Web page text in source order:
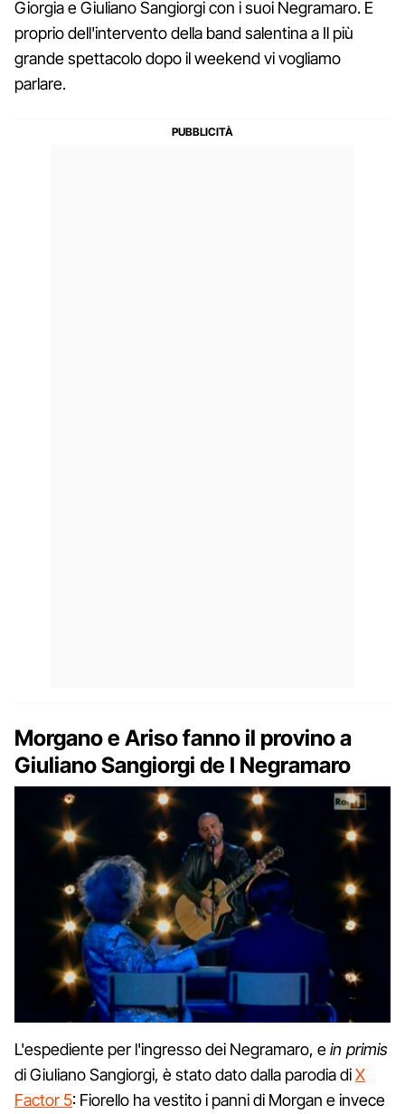
Giorgia e Giuliano Sangiorgi con i suoi Negramaro. E
proprio dell'intervento della band salentina a Il più
grande spettacolo dopo il weekend vi vogliamo
parlare.
Morgano e Ariso fanno il provino a
Giuliano Sangiorgi de I Negramaro
L'espediente per l'ingresso dei Negramaro, ein primis
di Giuliano Sangiorgi, è stato dato dalla parodia diX
Factor 5: Fiorello ha vestito i panni di Morgan e invece